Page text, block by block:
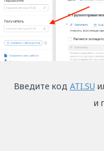
Введите код ATI.SU
и